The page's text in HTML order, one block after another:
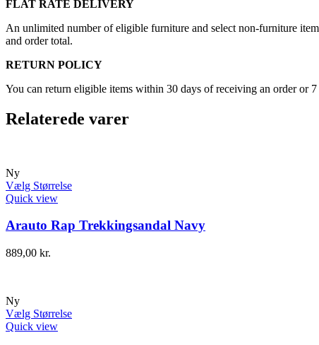
FLAT RATE DELIVERY
An unlimited number of eligible furniture and select non-furniture
and order total.
RETURN POLICY
You can return eligible items within 30 days of receiving an order or
Relaterede varer
Ny
Vælg Størrelse
Quick view
Arauto Rap Trekkingsandal Navy
889,00 kr.
Ny
Vælg Størrelse
Quick view